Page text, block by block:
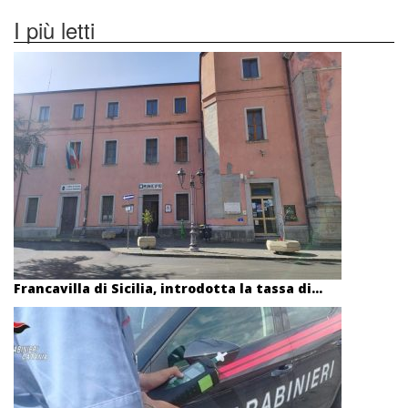
I più letti
Francavilla di Sicilia, introdotta la tassa di...